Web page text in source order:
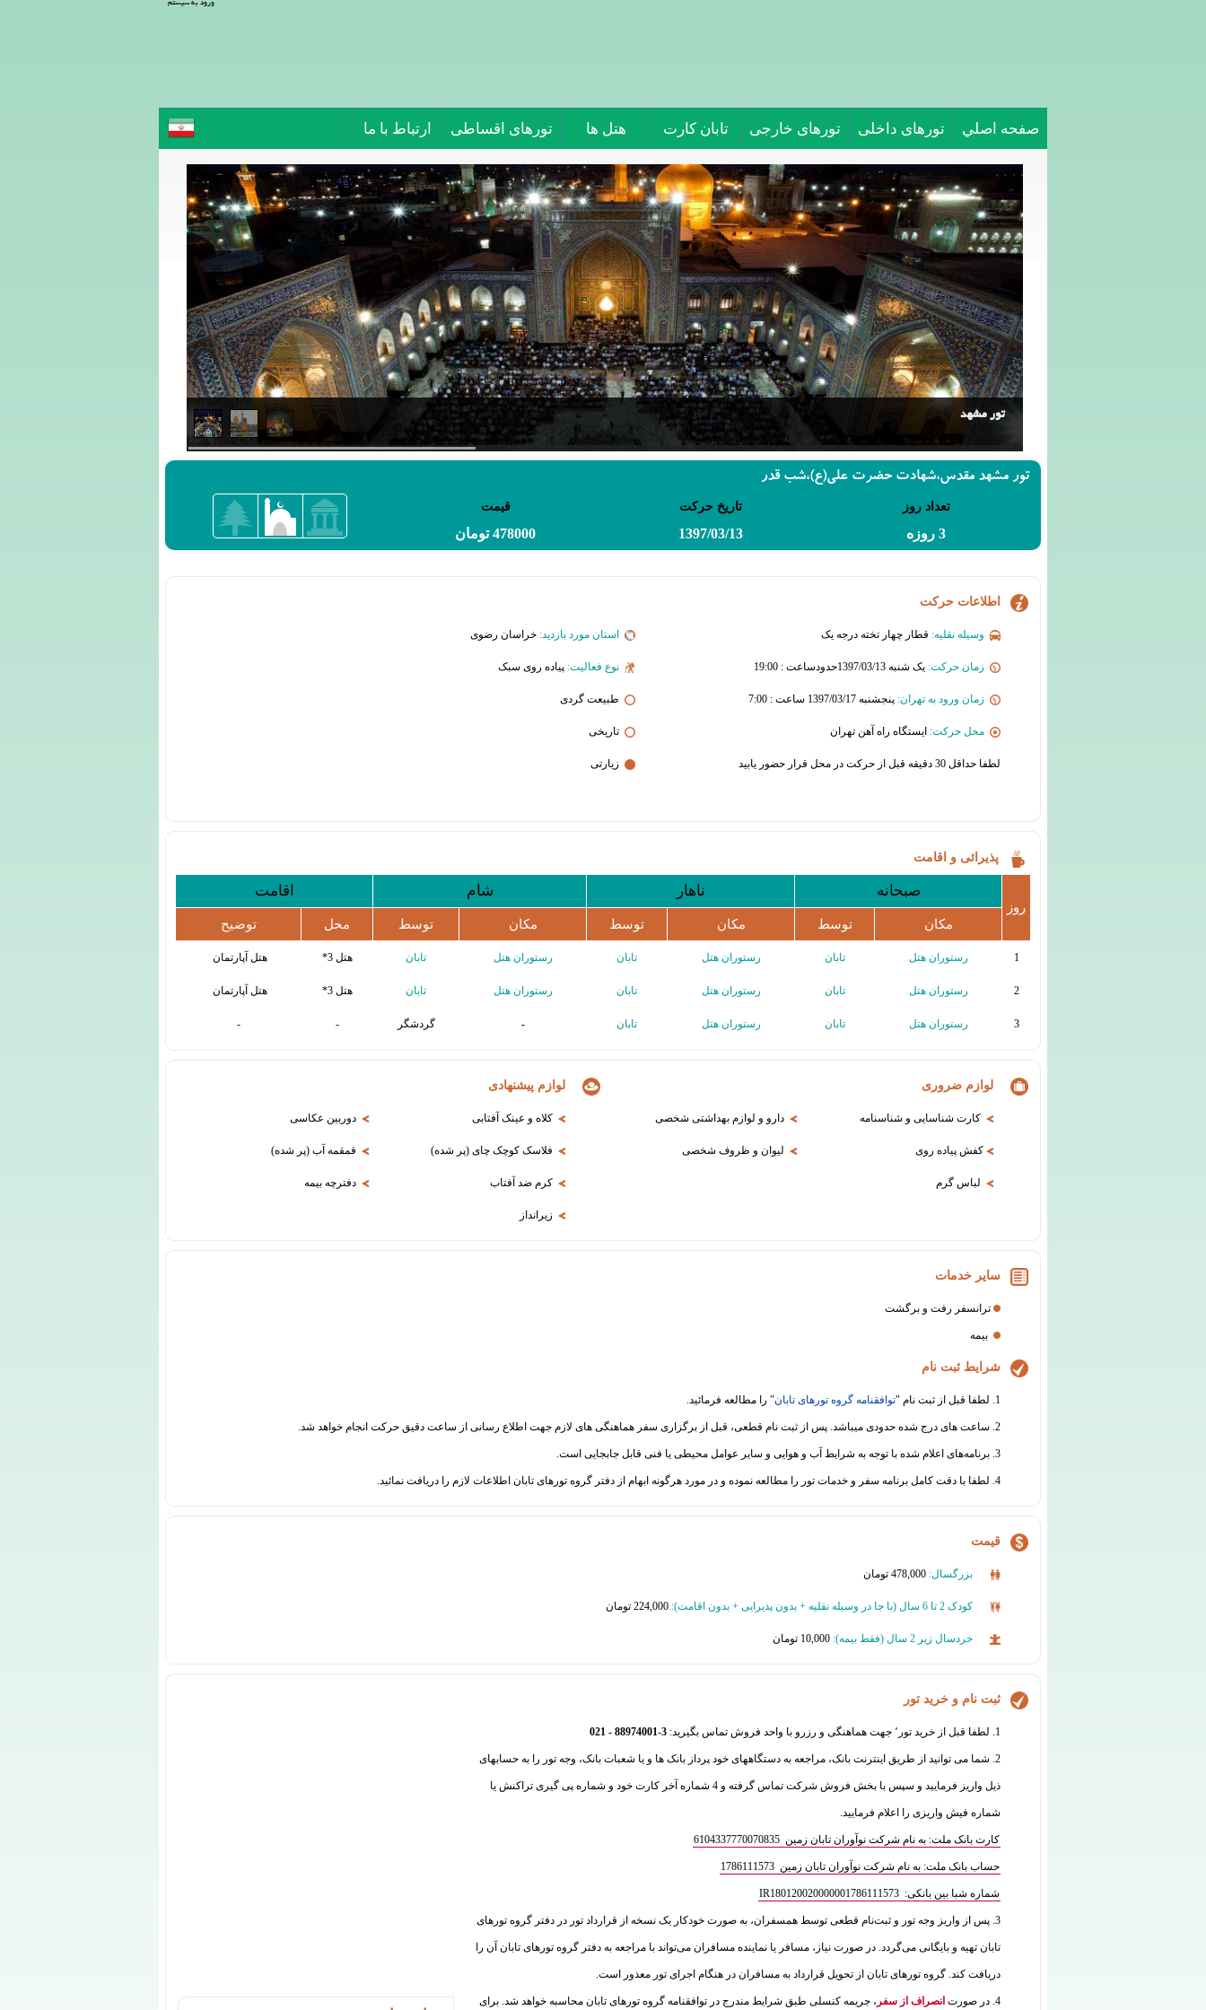
ورود به سیستم
صفحه اصلي تورهای داخلی تورهای خارجی تابان کارت هتل ها تورهای اقساطی ارتباط با ما
تور مشهد
تور مشهد مقدس،شهادت حضرت علی(ع)،شب قدر
تعداد روز تاریخ حرکت قیمت
3 روزه 1397/03/13 478000 تومان
اطلاعات حرکت
وسیله نقلیه: قطار چهار تخته درجه یک
زمان حرکت: یک شنبه 1397/03/13حدودساعت : 19:00
زمان ورود به تهران: پنجشنبه 1397/03/17 ساعت : 7:00
محل حرکت: ایستگاه راه آهن تهران
لطفا حداقل 30 دقیقه قبل از حرکت در محل قرار حضور یابید
استان مورد بازدید: خراسان رضوی
نوع فعالیت: پیاده روی سبک
طبیعت گردی
تاریخی
زیارتی
پذیرائی و اقامت
روز
صبحانه ناهار شام اقامت
مکان توسط مکان توسط مکان توسط محل توضیح
1 رستوران هتل تابان رستوران هتل تابان رستوران هتل تابان هتل 3* هتل آپارتمان
2 رستوران هتل تابان رستوران هتل تابان رستوران هتل تابان هتل 3* هتل آپارتمان
3 رستوران هتل تابان رستوران هتل تابان - گردشگر -
-
لوازم ضروری
کارت شناسایی و شناسنامه دارو و لوازم بهداشتی شخصی
کفش پیاده روی لیوان و ظروف شخصی
لباس گرم
لوازم پیشنهادی
کلاه و عینک آفتابی دوربین عکاسی
فلاسک کوچک چای (پر شده) قمقمه آب (پر شده)
کرم ضد آفتاب دفترچه بیمه
زیرانداز
سایر خدمات
ترانسفر رفت و برگشت
بیمه
شرایط ثبت نام
1. لطفا قبل از ثبت نام " توافقنامه گروه تورهای تابان" را مطالعه فرمائید.
2. ساعت های درج شده حدودی میباشد. پس از ثبت نام قطعی، قبل از برگزاری سفر هماهنگی های لازم جهت اطلاع رسانی از ساعت دقیق حرکت انجام خواهد شد.
3. برنامه‌های اعلام شده با توجه به شرایط آب و هوایی و سایر عوامل محیطی یا فنی قابل جابجایی است.
4. لطفا با دقت کامل برنامه سفر و خدمات تور را مطالعه نموده و در مورد هرگونه ابهام از دفتر گروه تورهای تابان اطلاعات لازم را دریافت نمائید.
قیمت
بزرگسال:
کودک 2 تا 6 سال ( با جا در وسیله نقلیه + بدون پذیرایی + بدون اقامت):
خردسال زیر 2 سال (فقط بیمه):
ثبت نام و خرید تور
1. لطفا قبل از خرید تور٬ جهت هماهنگی و رزرو با واحد فروش تماس بگیرید: 3
-
88974001 - 021
2. شما می توانید از طریق اینترنت بانک، مراجعه به دستگاههای خود پرداز بانک ها و یا شعبات بانک، وجه تور را به حسابهای
ذیل واریز فرمایید و سپس با بخش فروش شرکت تماس گرفته و 4 شماره آخر کارت خود و شماره پی گیری تراکنش یا
شماره فیش واریزی را اعلام فرمایید.
کارت بانک ملت: به نام شرکت نوآوران تابان زمین 6104337770070835
حساب بانک ملت: به نام شرکت نوآوران تابان زمین 1786111573
شماره شبا بین بانکی: IR180120020000001786111573
3. پس از واریز وجه تور و ثبت‌نام قطعی توسط همسفران، به‌ صورت خودکار یک نسخه از قرارداد تور در دفتر گروه تورهای
تابان تهیه و بایگانی می‌گردد. در صورت نیاز، مسافر یا نماینده مسافران می‌تواند با مراجعه به دفتر گروه تورهای تابان آن را
دریافت کند. گروه تورهای تابان از تحویل قرارداد به مسافران در هنگام اجرای تور معذور است.
4. در صورت انصراف از سفر ، جریمه کنسلی طبق شرایط مندرج در توافقنامه گروه تورهای تابان محاسبه خواهد شد. برای